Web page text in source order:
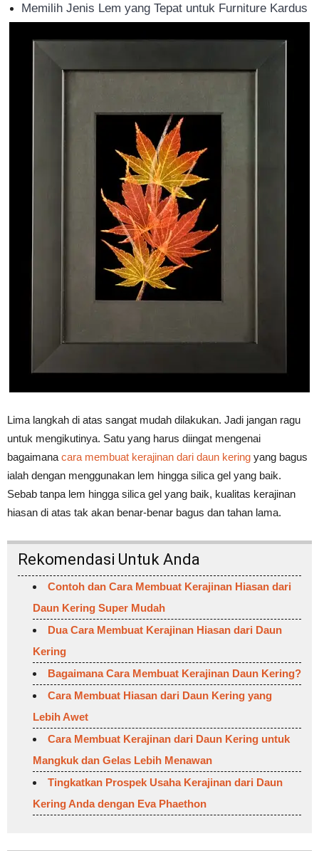
Memilih Jenis Lem yang Tepat untuk Furniture Kardus
Lima langkah di atas sangat mudah dilakukan. Jadi jangan ragu
untuk mengikutinya. Satu yang harus diingat mengenai
bagaimana cara membuat kerajinan dari daun kering yang bagus
ialah dengan menggunakan lem hingga silica gel yang baik.
Sebab tanpa lem hingga silica gel yang baik, kualitas kerajinan
hiasan di atas tak akan benar-benar bagus dan tahan lama.
Rekomendasi Untuk Anda
Contoh dan Cara Membuat Kerajinan Hiasan dari
Daun Kering Super Mudah
Dua Cara Membuat Kerajinan Hiasan dari Daun
Kering
Bagaimana Cara Membuat Kerajinan Daun Kering?
Cara Membuat Hiasan dari Daun Kering yang
Lebih Awet
Cara Membuat Kerajinan dari Daun Kering untuk
Mangkuk dan Gelas Lebih Menawan
Tingkatkan Prospek Usaha Kerajinan dari Daun
Kering Anda dengan Eva Phaethon